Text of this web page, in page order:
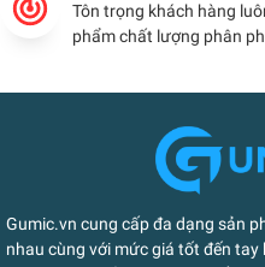
Tôn trọng khách hàng
phẩm chất lượng phân
Gumic.vn cung cấp đa dạng sản
nhau cùng với mức giá tốt đến